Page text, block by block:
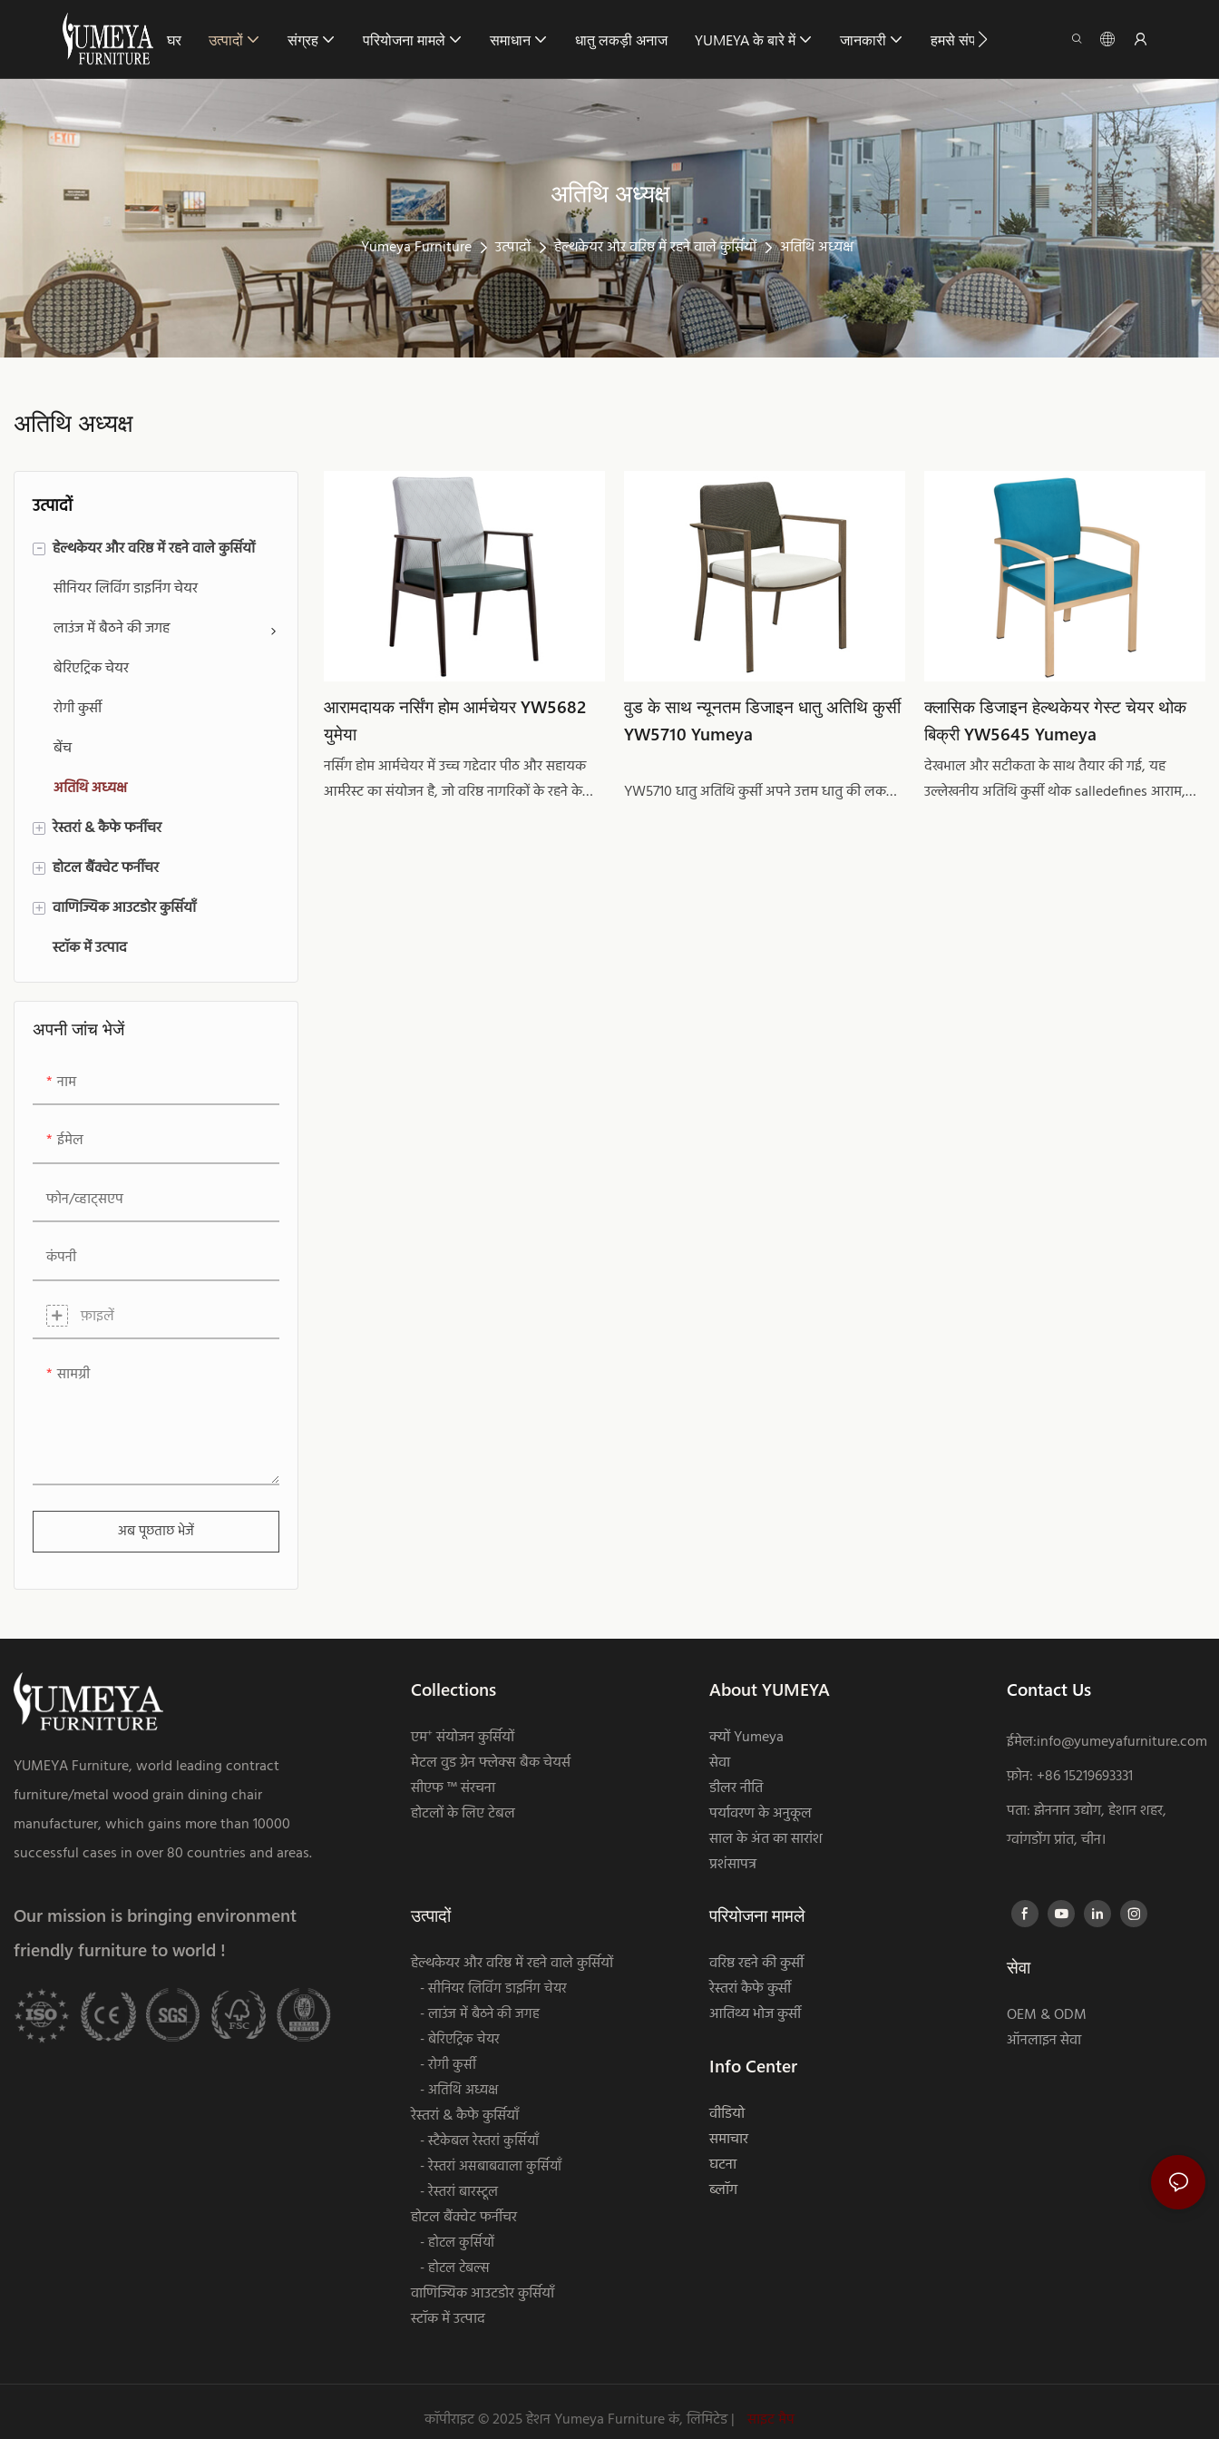
घर उत्पादों संग्रह परियोजना मामले समाधान धातु लकड़ी अनाज YUMEYA के बारे में जानकारी हमसे संपर्क करें
अतिथि अध्यक्ष
Yumeya Furniture उत्पादों हेल्थकेयर और वरिष्ठ में रहने वाले कुर्सियों अतिथि अध्यक्ष
अतिथि अध्यक्ष
उत्पादों
- हेल्थकेयर और वरिष्ठ में रहने वाले कुर्सियों
सीनियर लिविंग डाइनिंग चेयर
लाउंज में बैठने की जगह
बेरिएट्रिक चेयर
रोगी कुर्सी
बेंच
अतिथि अध्यक्ष
+ रेस्तरां & कैफे फर्नीचर
रेस्तरां & कैफे कुर्सियाँ
+ होटल बैंक्वेट फर्नीचर
होटल कुर्सियों
होटल टेबल्स
बैंक्वेट हॉल उपकरण
+ वाणिज्यिक आउटडोर कुर्सियाँ
आउटडोर वाणिज्यिक बार स्टूल
वाणिज्यिक आउटडोर डाइनिंग कुर्सियाँ
वाणिज्यिक आउटडोर सोफा
स्टॉक में उत्पाद
अपनी जांच भेजें
नाम
ईमेल
फोन/व्हाट्सएप
कंपनी
फ़ाइलें
सामग्री
अब पूछताछ भेजें
आरामदायक नर्सिंग होम आर्मचेयर YW5682
युमेया
नर्सिंग होम आर्मचेयर में उच्च गद्देदार पीठ और सहायक
आर्मरेस्ट का संयोजन है, जो वरिष्ठ नागरिकों के रहने के
वुड के साथ न्यूनतम डिजाइन धातु अतिथि कुर्सी
YW5710 Yumeya
YW5710 धातु अतिथि कुर्सी अपने उत्तम धातु की लकड़ी
क्लासिक डिजाइन हेल्थकेयर गेस्ट चेयर थोक
बिक्री YW5645 Yumeya
देखभाल और सटीकता के साथ तैयार की गई, यह
उल्लेखनीय अतिथि कुर्सी थोक salledefines आराम,
YUMEYA Furniture, world leading contract
furniture/metal wood grain dining chair
manufacturer, which gains more than 10000
successful cases in over 80 countries and areas.
Collections
एम⁺ संयोजन कुर्सियों
मेटल वुड ग्रेन फ्लेक्स बैक चेयर्स
सीएफ ™ संरचना
होटलों के लिए टेबल
About YUMEYA
क्यों Yumeya
सेवा
डीलर नीति
पर्यावरण के अनुकूल
साल के अंत का सारांश
प्रशंसापत्र
Contact Us
ईमेल:info@yumeyafurniture.com
फ़ोन: +86 15219693331
पता: झेननान उद्योग, हेशान शहर,
ग्वांगडोंग प्रांत, चीन।
Our mission is bringing environment
friendly furniture to world !
उत्पादों
हेल्थकेयर और वरिष्ठ में रहने वाले कुर्सियों
- सीनियर लिविंग डाइनिंग चेयर
- लाउंज में बैठने की जगह
- बेरिएट्रिक चेयर
- रोगी कुर्सी
- अतिथि अध्यक्ष
रेस्तरां & कैफे कुर्सियाँ
- स्टैकेबल रेस्तरां कुर्सियाँ
- रेस्तरां असबाबवाला कुर्सियाँ
- रेस्तरां बारस्टूल
होटल बैंक्वेट फर्नीचर
- होटल कुर्सियों
- होटल टेबल्स
वाणिज्यिक आउटडोर कुर्सियाँ
स्टॉक में उत्पाद
परियोजना मामले
वरिष्ठ रहने की कुर्सी
रेस्तरां कैफे कुर्सी
आतिथ्य भोज कुर्सी
Info Center
वीडियो
समाचार
घटना
ब्लॉग
सेवा
OEM & ODM
ऑनलाइन सेवा
कॉपीराइट © 2025 हेशन Yumeya Furniture कं, लिमिटेड | साइट मैप